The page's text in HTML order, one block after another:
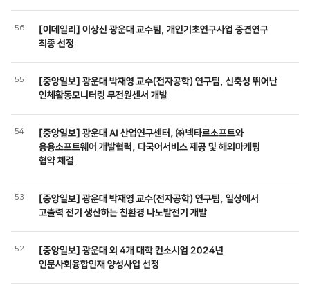
56
[이데일리] 이상신 광운대 교수팀, 개인기초연구사업 중견연구
최종 선정
55
[중앙일보] 광운대 박재영 교수(전자공학) 연구팀, 신축성 뛰어난
인체활동모니터링 무전원센서 개발
54
[중앙일보] 광운대 AI 산업연구센터, ㈜넥타르소프트와
응용소프트웨어 개발협력, 다국어서비스 제공 및 해외마케팅
협약 체결
53
[중앙일보] 광운대 박재영 교수(전자공학) 연구팀, 일상에서
고출력 전기 생산하는 친환경 나노발전기 개발
52
[중앙일보] 광운대 외 4개 대학 컨소시엄 2024년
인문사회융합인재 양성사업 선정